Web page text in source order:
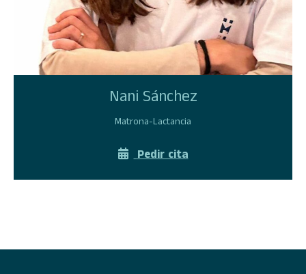
Nani Sánchez
Matrona-Lactancia
Pedir cita